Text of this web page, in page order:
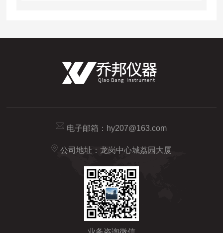
电子邮箱： hy207@163.com
公司地址：龙岗中心城荔园大厦